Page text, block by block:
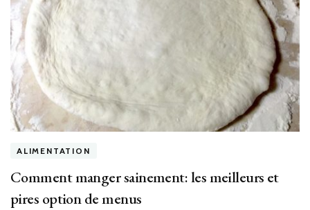
ALIMENTATION
Comment manger sainement: les meilleurs et
pires option de menus